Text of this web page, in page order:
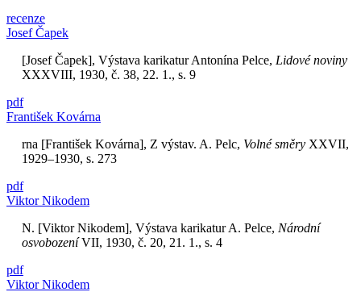
recenze
Josef Čapek
[Josef Čapek], Výstava karikatur Antonína Pelce, Lidové noviny
XXXVIII, 1930, č. 38, 22. 1., s. 9
pdf
František Kovárna
rna [František Kovárna], Z výstav. A. Pelc, Volné směry XXVII,
1929–1930, s. 273
pdf
Viktor Nikodem
N. [Viktor Nikodem], Výstava karikatur A. Pelce, Národní
osvobozeníVII, 1930, č. 20, 21. 1., s. 4
pdf
Viktor Nikodem